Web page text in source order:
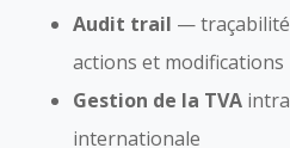
Audit trail — traçabilité
actions et modifications
Gestion de la TVA
internationale